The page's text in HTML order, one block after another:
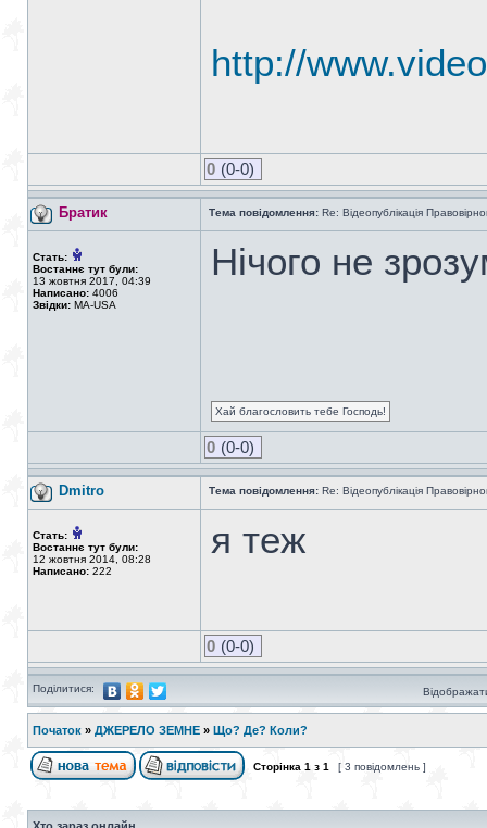
http://
0 (0-0)
Братик Тема повідомлення: Re: Відеопублікація
Стать:
Востаннє тут були:
13 жовтня 2017, 04:39
Написано: 4006
Звідки: MA-USA
Нічого не
Хай благословить тебе Господь!
0 (0-0)
Dmitro Тема повідомлення: Re: Відеопублікація
Стать:
Востаннє тут були:
12 жовтня 2014, 08:28
Написано: 222
я теж
0 (0-0)
Поділитися:
Початок » ДЖЕРЕЛО ЗЕМНЕ » Що? Де? Коли?
Сторінка 1 з 1 [ 3 повідомлень ]